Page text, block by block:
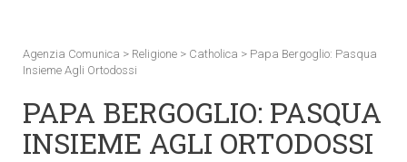
Agenzia Comunica > Religione > Catholica > Papa Bergoglio: Pasqua
Insieme Agli Ortodossi
PAPA BERGOGLIO: PASQUA
INSIEME AGLI ORTODOSSI